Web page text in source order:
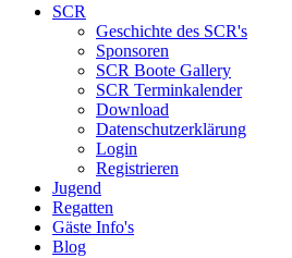
SCR
Geschichte des SCR's
Sponsoren
SCR Boote Gallery
SCR Terminkalender
Download
Datenschutzerklärung
Login
Registrieren
Jugend
Regatten
Gäste Info's
Blog